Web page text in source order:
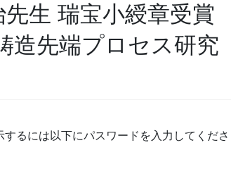
造先端プロセス研究
るには以下にパスワードを入力してくださ